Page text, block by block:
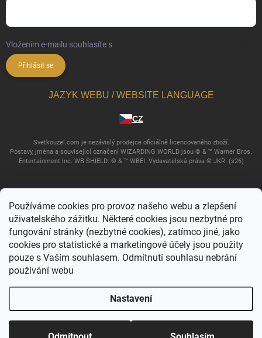
Používáme cookies pro provoz našeho webu a zlepšení
uživatelského zážitku. Některé cookies jsou nezbytné pro
fungování stránky (nezbytné cookies), zatímco jiné, jako
cookies pro statistické a marketingové účely jsou použity
pouze s Vaším souhlasem. Odmítnutí souhlasu nebrání
používání webu
Nastavení
Vložením e-mailu souhlasíte s
Přihlásit se
JAZYK WEBU / WEBSITE LANGUAGE
CZ
Svetkouzel.com je nezávislý prodejce oficiálně licencovaného zboží.
Postavy, jména a související označení WIZARDING WORLD jsou © & ™ Warner Bros.
Entertainment Inc. WB SHIELD: © & ™ WBEI. Vydavatelská práva © JKR. (s26)
Vytvořil Shoptet